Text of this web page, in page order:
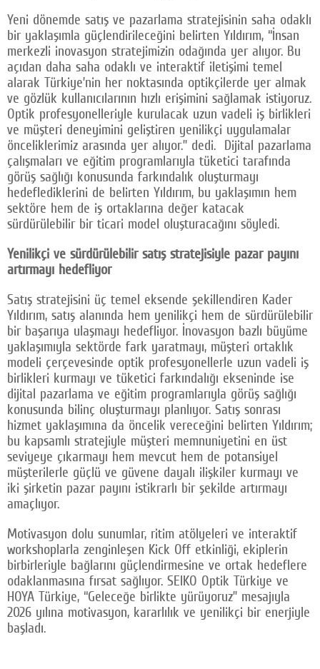
Yeni dönemde satış ve pazarlama stratejisinin saha odaklı
bir yaklaşımla güçlendirileceğini belirten Yıldırım, “İnsan
merkezli inovasyon stratejimizin odağında yer alıyor. Bu
açıdan daha saha odaklı ve interaktif iletişimi temel
alarak Türkiye’nin her noktasında optikçilerde yer almak
ve gözlük kullanıcılarının hızlı erişimini sağlamak istiyoruz.
Optik profesyonelleriyle kurulacak uzun vadeli iş birlikleri
ve müşteri deneyimini geliştiren yenilikçi uygulamalar
önceliklerimiz arasında yer alıyor.” dedi. Dijital pazarlama
çalışmaları ve eğitim programlarıyla tüketici tarafında
görüş sağlığı konusunda farkındalık oluşturmayı
hedeflediklerini de belirten Yıldırım, bu yaklaşımın hem
sektöre hem de iş ortaklarına değer katacak
sürdürülebilir bir ticari model oluşturacağını söyledi.
Yenilikçi ve sürdürülebilir satış stratejisiyle pazar payını
artırmayı hedefliyor
Satış stratejisini üç temel eksende şekillendiren Kader
Yıldırım, satış alanında hem yenilikçi hem de sürdürülebilir
bir başarıya ulaşmayı hedefliyor. İnovasyon bazlı büyüme
yaklaşımıyla sektörde fark yaratmayı, müşteri ortaklık
modeli çerçevesinde optik profesyonellerle uzun vadeli iş
birlikleri kurmayı ve tüketici farkındalığı ekseninde ise
dijital pazarlama ve eğitim programlarıyla görüş sağlığı
konusunda bilinç oluşturmayı planlıyor. Satış sonrası
hizmet yaklaşımına da öncelik vereceğini belirten Yıldırım;
bu kapsamlı stratejiyle müşteri memnuniyetini en üst
seviyeye çıkarmayı hem mevcut hem de potansiyel
müşterilerle güçlü ve güvene dayalı ilişkiler kurmayı ve
iki şirketin pazar payını istikrarlı bir şekilde artırmayı
amaçlıyor.
Motivasyon dolu sunumlar, ritim atölyeleri ve interaktif
workshoplarla zenginleşen Kick Off etkinliği, ekiplerin
birbirleriyle bağlarını güçlendirmesine ve ortak hedeflere
odaklanmasına fırsat sağlıyor. SEIKO Optik Türkiye ve
HOYA Türkiye, “Geleceğe birlikte yürüyoruz” mesajıyla
2026 yılına motivasyon, kararlılık ve yenilikçi bir enerjiyle
başladı.